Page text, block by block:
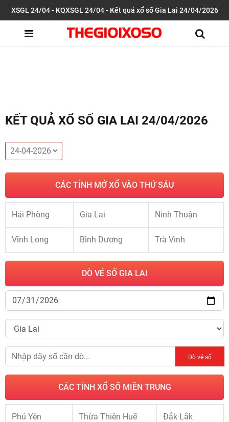
XSGL 24/04 - KQXSGL 24/04 - Kết quả xổ số Gia Lai 24/04/2026
KẾT QUẢ XỔ SỐ GIA LAI 24/04/2026
CÁC TỈNH MỞ XỔ VÀO THỨ SÁU
Hải Phòng Gia Lai Ninh Thuận
Vĩnh Long Bình Dương Trà Vinh
DÒ VÉ SỐ GIA LAI
Dò vé số
CÁC TỈNH XỔ SỐ MIỀN TRUNG
Phú Yên Thừa Thiên Huế Đắk Lắk